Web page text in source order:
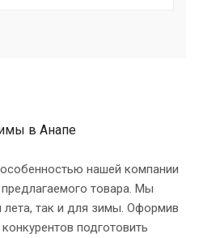
в Анапе
нашей компании
товара. Мы
лета, так и для зимы. Оформив
подготовить